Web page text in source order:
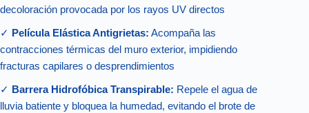
decoloración provocada por los rayos UV directos
✓ Película Elástica Antigrietas: Acompaña las
contracciones térmicas del muro exterior, impidiendo
fracturas capilares o desprendimientos
✓ Barrera Hidrofóbica Transpirable: Repele el agua de
lluvia batiente y bloquea la humedad, evitando el brote de